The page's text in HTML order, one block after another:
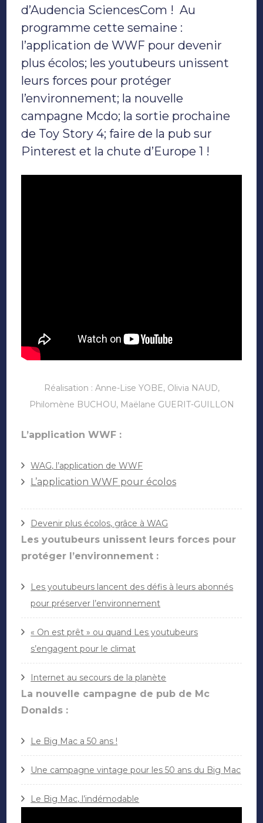
d’Audencia SciencesCom ! Au
programme cette semaine :
l’application de WWF pour devenir
plus écolos; les youtubeurs unissent
leurs forces pour protéger
l’environnement; la nouvelle
campagne Mcdo; la sortie prochaine
de Toy Story 4; faire de la pub sur
Pinterest et la chute d’Europe 1 !
Réalisation : Anne-Lise YOBE, Olivia NAUD,
Philomène BUCHOU, Maëlane GUERIT-GUILLON
L’application WWF :
WAG, l’application de WWF
L’application WWF pour écolos
Devenir plus écolos, grâce à WAG
Les youtubeurs unissent leurs forces pour
protéger l’environnement :
Les youtubeurs lancent des défis à leurs abonnés
pour préserver l’environnement
« On est prêt » ou quand Les youtubeurs
s’engagent pour le climat
Internet au secours de la planète
La nouvelle campagne de pub de Mc
Donalds :
Le Big Mac a 50 ans !
Une campagne vintage pour les 50 ans du Big Mac
Le Big Mac, l’indémodable